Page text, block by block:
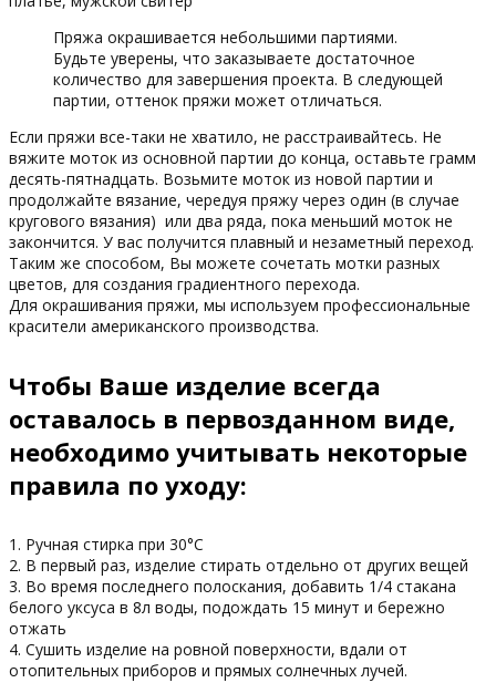
Пряжа окрашивается небольшими партиями.
Будьте уверены, что заказываете достаточное
количество для завершения проекта. В следующей
партии, оттенок пряжи может отличаться.
Если пряжи все-таки не хватило, не расстраивайтесь. Не
вяжите моток из основной партии до конца, оставьте грамм
десять-пятнадцать. Возьмите моток из новой партии и
продолжайте вязание, чередуя пряжу через один (в случае
кругового вязания) или два ряда, пока меньший моток не
закончится. У вас получится плавный и незаметный переход.
Таким же способом, Вы можете сочетать мотки разных
цветов, для создания градиентного перехода.
Для окрашивания пряжи, мы используем профессиональные
красители американского производства.
Чтобы Ваше изделие всегда
оставалось в первозданном виде,
необходимо учитывать некоторые
правила по уходу:
1. Ручная стирка при 30°С
2. В первый раз, изделие стирать отдельно от других вещей
3. Во время последнего полоскания, добавить 1/4 стакана
белого уксуса в 8л воды, подождать 15 минут и бережно
отжать
4. Сушить изделие на ровной поверхности, вдали от
отопительных приборов и прямых солнечных лучей.